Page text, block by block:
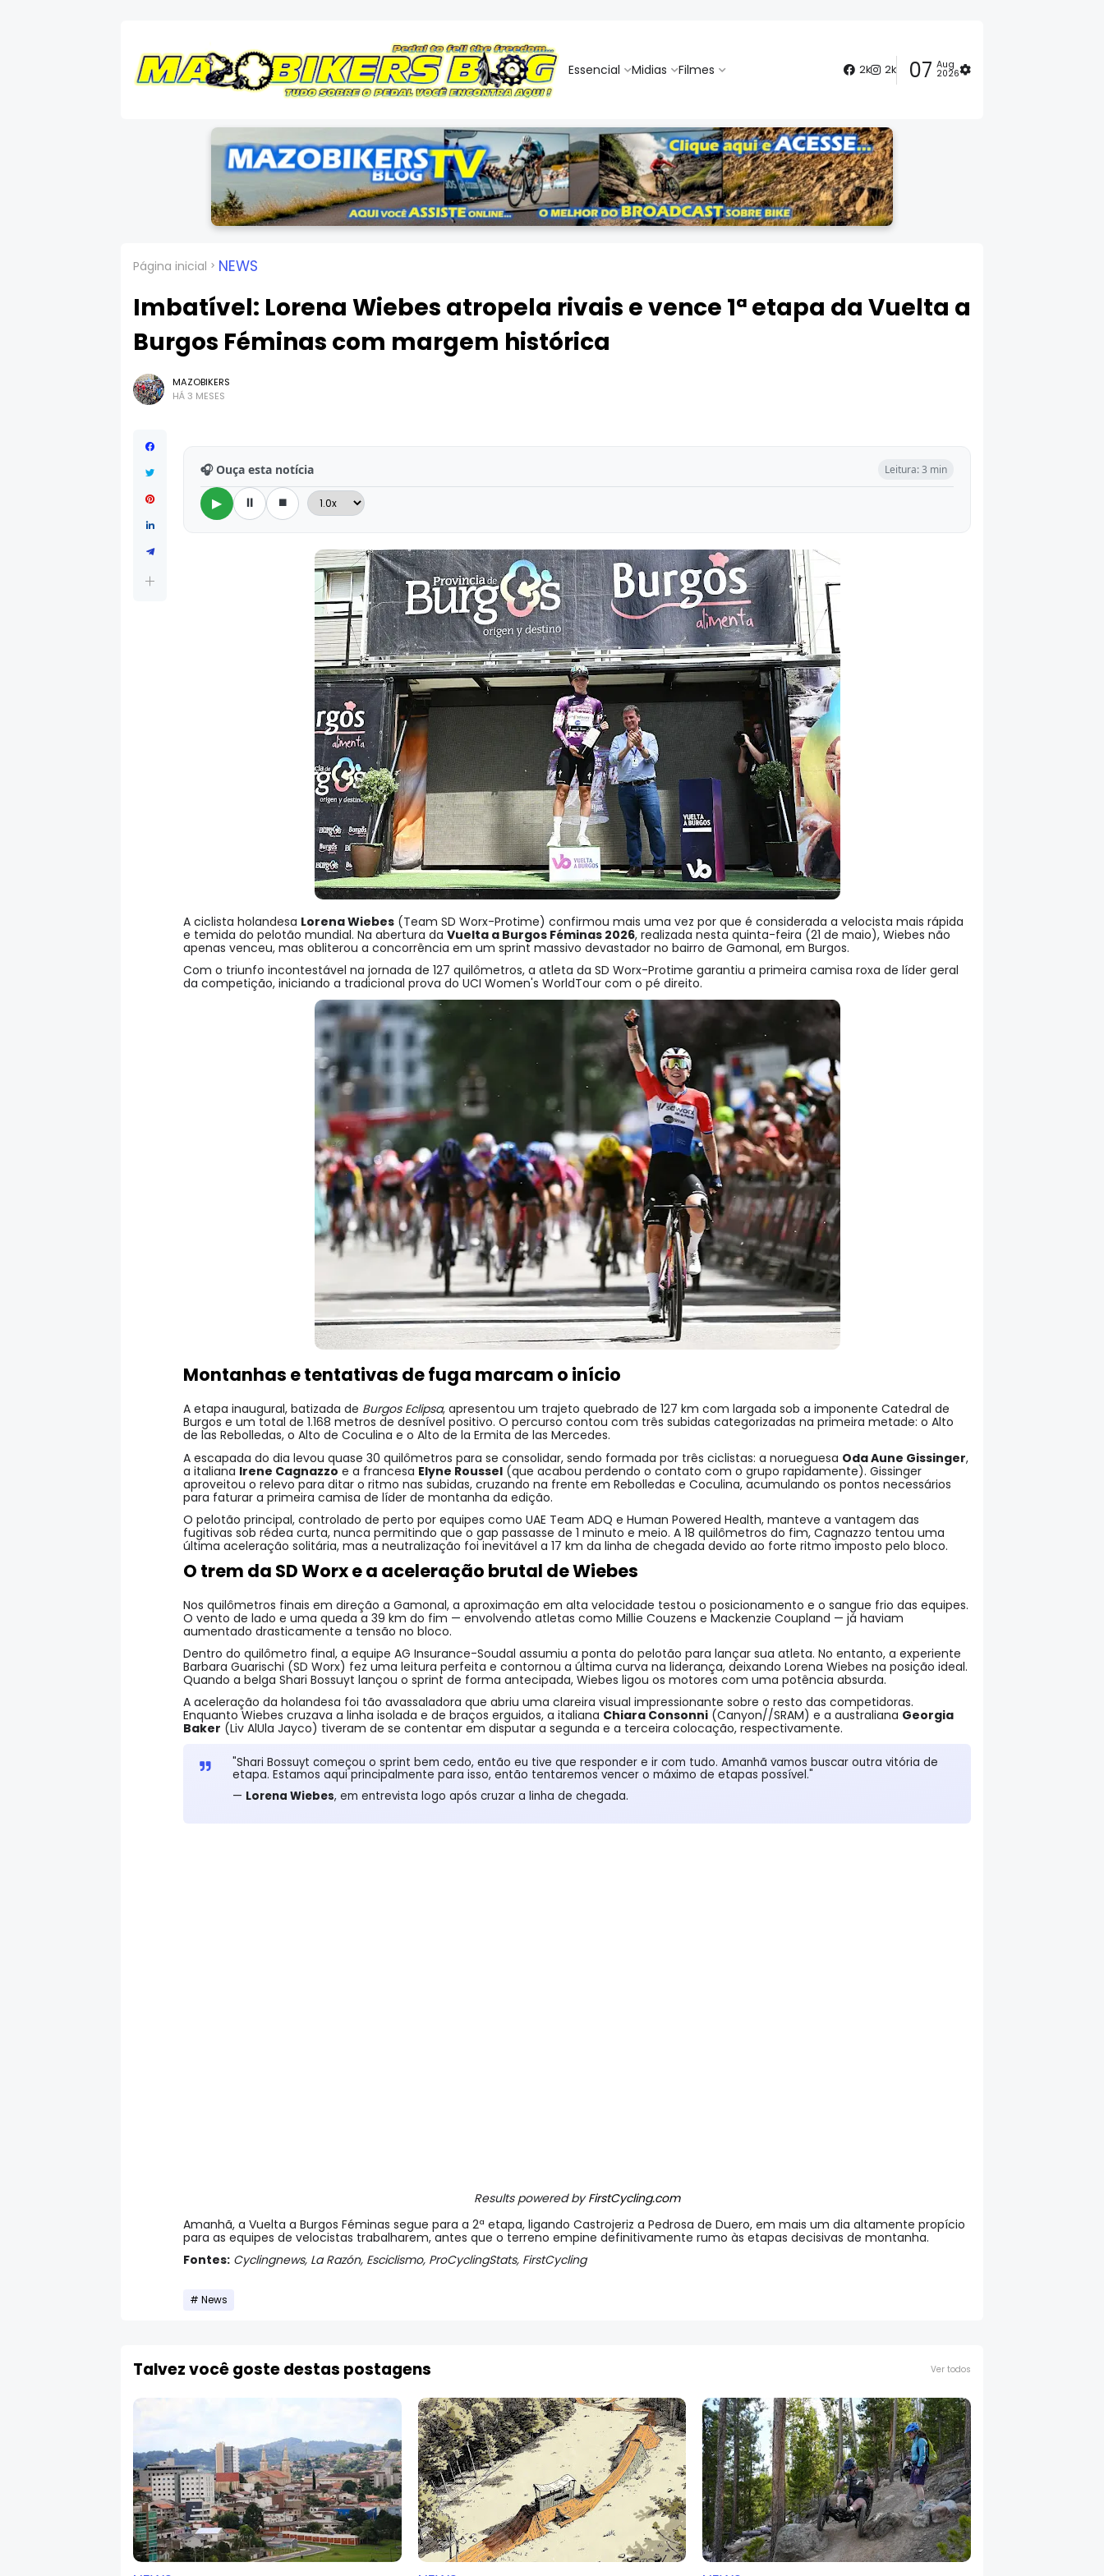
Essencial Midias Filmes 2k 2k 07 Aug
2026
Página inicial NEWS
Imbatível: Lorena Wiebes atropela rivais e vence 1ª etapa da Vuelta a
Burgos Féminas com margem histórica
MAZOBIKERS
HÁ 3 MESES
🎧 Ouça esta notícia Leitura: 3 min
▶ ⏸ ⏹
A ciclista holandesa Lorena Wiebes (Team SD Worx-Protime) confirmou mais uma vez por que é considerada a velocista mais rápida
e temida do pelotão mundial. Na abertura da Vuelta a Burgos Féminas 2026, realizada nesta quinta-feira (21 de maio), Wiebes não
apenas venceu, mas obliterou a concorrência em um sprint massivo devastador no bairro de Gamonal, em Burgos.
Com o triunfo incontestável na jornada de 127 quilômetros, a atleta da SD Worx-Protime garantiu a primeira camisa roxa de líder geral
da competição, iniciando a tradicional prova do UCI Women's WorldTour com o pé direito.
Montanhas e tentativas de fuga marcam o início
A etapa inaugural, batizada de Burgos Eclipsa, apresentou um trajeto quebrado de 127 km com largada sob a imponente Catedral de
Burgos e um total de 1.168 metros de desnível positivo. O percurso contou com três subidas categorizadas na primeira metade: o Alto
de las Rebolledas, o Alto de Coculina e o Alto de la Ermita de las Mercedes.
A escapada do dia levou quase 30 quilômetros para se consolidar, sendo formada por três ciclistas: a norueguesa Oda Aune Gissinger,
a italiana Irene Cagnazzo e a francesa Elyne Roussel (que acabou perdendo o contato com o grupo rapidamente). Gissinger
aproveitou o relevo para ditar o ritmo nas subidas, cruzando na frente em Rebolledas e Coculina, acumulando os pontos necessários
para faturar a primeira camisa de líder de montanha da edição.
O pelotão principal, controlado de perto por equipes como UAE Team ADQ e Human Powered Health, manteve a vantagem das
fugitivas sob rédea curta, nunca permitindo que o gap passasse de 1 minuto e meio. A 18 quilômetros do fim, Cagnazzo tentou uma
última aceleração solitária, mas a neutralização foi inevitável a 17 km da linha de chegada devido ao forte ritmo imposto pelo bloco.
O trem da SD Worx e a aceleração brutal de Wiebes
Nos quilômetros finais em direção a Gamonal, a aproximação em alta velocidade testou o posicionamento e o sangue frio das equipes.
O vento de lado e uma queda a 39 km do fim — envolvendo atletas como Millie Couzens e Mackenzie Coupland — já haviam
aumentado drasticamente a tensão no bloco.
Dentro do quilômetro final, a equipe AG Insurance-Soudal assumiu a ponta do pelotão para lançar sua atleta. No entanto, a experiente
Barbara Guarischi (SD Worx) fez uma leitura perfeita e contornou a última curva na liderança, deixando Lorena Wiebes na posição ideal.
Quando a belga Shari Bossuyt lançou o sprint de forma antecipada, Wiebes ligou os motores com uma potência absurda.
A aceleração da holandesa foi tão avassaladora que abriu uma clareira visual impressionante sobre o resto das competidoras.
Enquanto Wiebes cruzava a linha isolada e de braços erguidos, a italiana Chiara Consonni (Canyon//SRAM) e a australiana Georgia
Baker (Liv AlUla Jayco) tiveram de se contentar em disputar a segunda e a terceira colocação, respectivamente.
"Shari Bossuyt começou o sprint bem cedo, então eu tive que responder e ir com tudo. Amanhã vamos buscar outra vitória de
etapa. Estamos aqui principalmente para isso, então tentaremos vencer o máximo de etapas possível."
— Lorena Wiebes, em entrevista logo após cruzar a linha de chegada.
Results powered byFirstCycling.com
Amanhã, a Vuelta a Burgos Féminas segue para a 2ª etapa, ligando Castrojeriz a Pedrosa de Duero, em mais um dia altamente propício
para as equipes de velocistas trabalharem, antes que o terreno empine definitivamente rumo às etapas decisivas de montanha.
Fontes: Cyclingnews, La Razón, Esciclismo, ProCyclingStats, FirstCycling
News
Talvez você goste destas postagens Ver todos